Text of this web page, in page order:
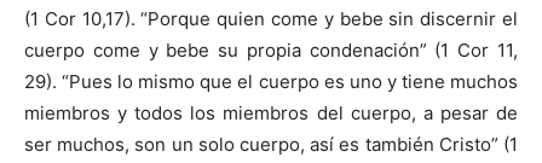
(1 Cor 10,17). “Porque quien come y bebe sin discernir el
cuerpo come y bebe su propia condenación” (1 Cor 11,
29). “Pues lo mismo que el cuerpo es uno y tiene muchos
miembros y todos los miembros del cuerpo, a pesar de
ser muchos, son un solo cuerpo, así es también Cristo” (1